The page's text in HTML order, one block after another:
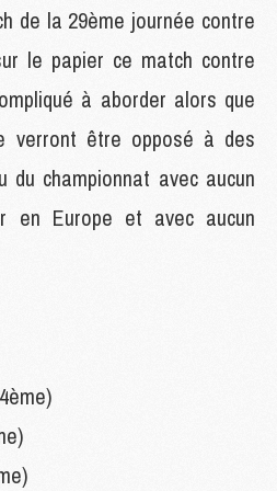
de la 29ème journée contre
le papier ce match contre
à aborder alors que
verront être opposé à des
du championnat avec aucun
en Europe et avec aucun